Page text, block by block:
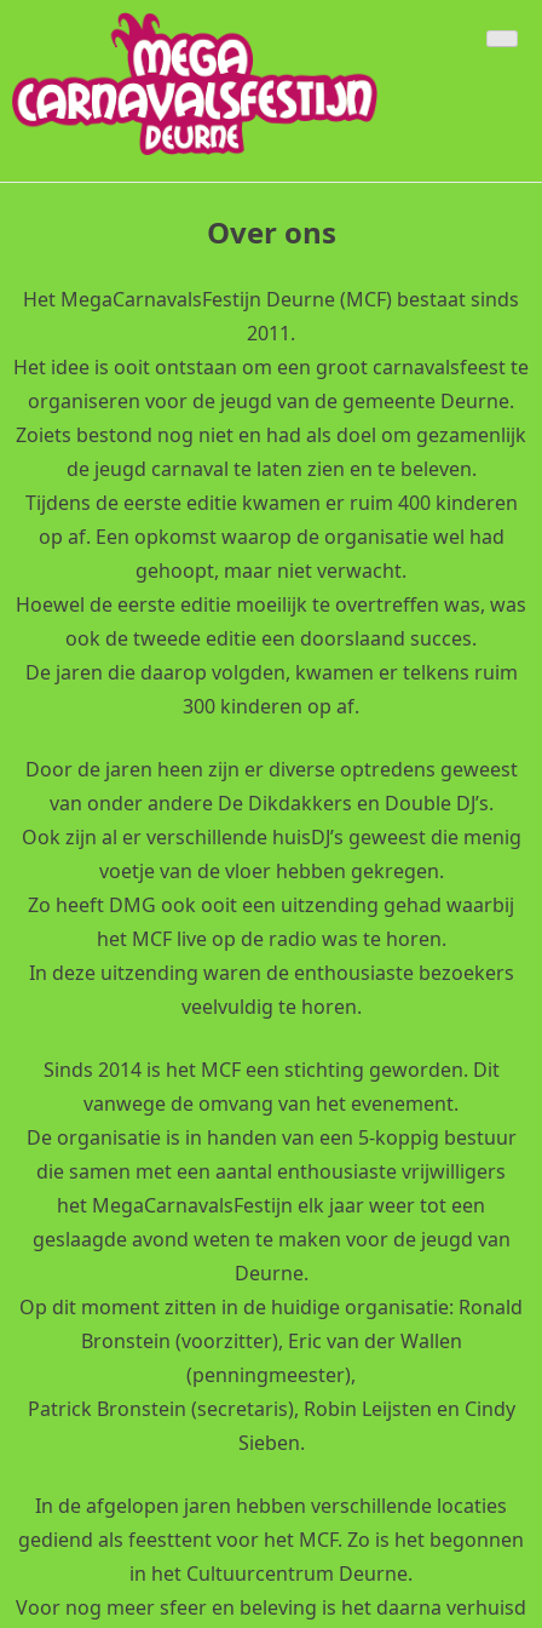
inhoud
Over ons
Het MegaCarnavalsFestijn Deurne (MCF) bestaat sinds
2011.
Het idee is ooit ontstaan om een groot carnavalsfeest te
organiseren voor de jeugd van de gemeente Deurne.
Zoiets bestond nog niet en had als doel om gezamenlijk
de jeugd carnaval te laten zien en te beleven.
Tijdens de eerste editie kwamen er ruim 400 kinderen
op af. Een opkomst waarop de organisatie wel had
gehoopt, maar niet verwacht.
Hoewel de eerste editie moeilijk te overtreffen was, was
ook de tweede editie een doorslaand succes.
De jaren die daarop volgden, kwamen er telkens ruim
300 kinderen op af.
Door de jaren heen zijn er diverse optredens geweest
van onder andere De Dikdakkers en Double DJ’s.
Ook zijn al er verschillende huisDJ’s geweest die menig
voetje van de vloer hebben gekregen.
Zo heeft DMG ook ooit een uitzending gehad waarbij
het MCF live op de radio was te horen.
In deze uitzending waren de enthousiaste bezoekers
veelvuldig te horen.
Sinds 2014 is het MCF een stichting geworden. Dit
vanwege de omvang van het evenement.
De organisatie is in handen van een 5-koppig bestuur
die samen met een aantal enthousiaste vrijwilligers
het MegaCarnavalsFestijn elk jaar weer tot een
geslaagde avond weten te maken voor de jeugd van
Deurne.
Op dit moment zitten in de huidige organisatie: Ronald
Bronstein (voorzitter), Eric van der Wallen
(penningmeester),
Patrick Bronstein (secretaris), Robin Leijsten en Cindy
Sieben.
In de afgelopen jaren hebben verschillende locaties
gediend als feesttent voor het MCF. Zo is het begonnen
in het Cultuurcentrum Deurne.
Voor nog meer sfeer en beleving is het daarna verhuisd